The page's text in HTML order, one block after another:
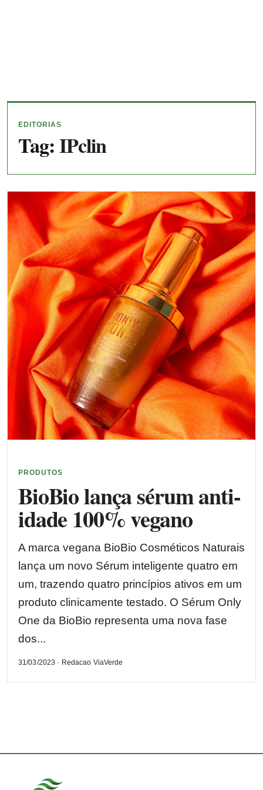
EDITORIAS
Tag:IPclin
PRODUTOS
BioBio lança sérum anti-
idade 100% vegano
A marca vegana BioBio Cosméticos Naturais
lança um novo Sérum inteligente quatro em
um, trazendo quatro princípios ativos em um
produto clinicamente testado. O Sérum Only
One da BioBio representa uma nova fase
dos...
31/03/2023 · Redacao ViaVerde